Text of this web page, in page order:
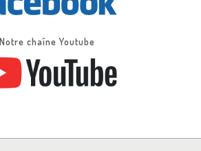
Notre chaîne Youtube